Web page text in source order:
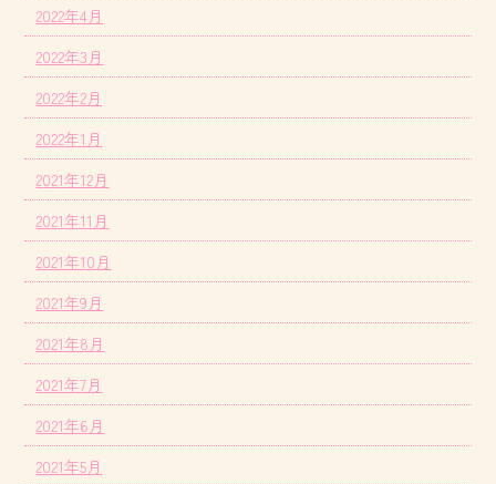
2022年4月
2022年3月
2022年2月
2022年1月
2021年12月
2021年11月
2021年10月
2021年9月
2021年8月
2021年7月
2021年6月
2021年5月